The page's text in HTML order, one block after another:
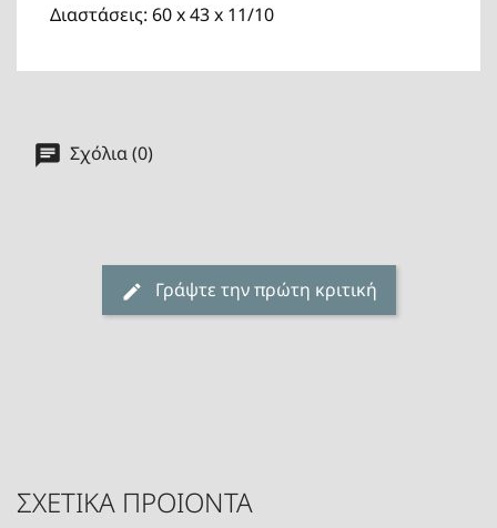
Διαστάσεις: 60 x 43 x 11/10
Σχόλια (0)
Γράψτε την πρώτη κριτική
ΣΧΕΤΙΚΑ ΠΡΟΙΟΝΤΑ